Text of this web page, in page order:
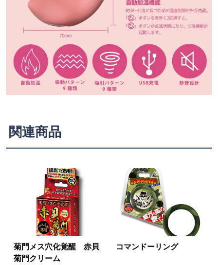
関連商品
菊門メス穴化覚醒 赤貝
菊門クリーム
コマンドーリング